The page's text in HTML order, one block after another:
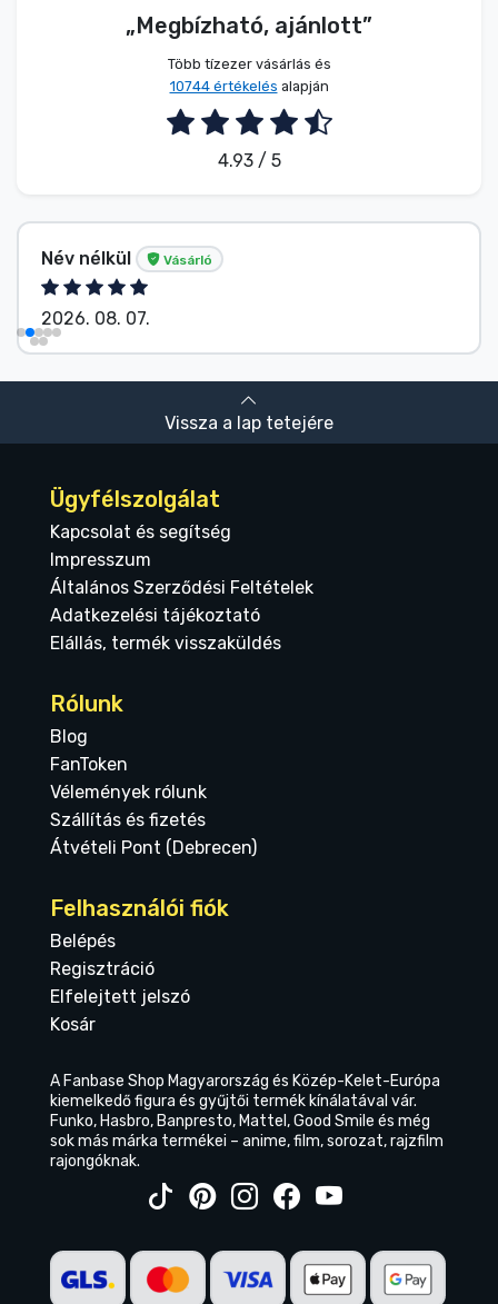
„Megbízható, ajánlott”
Több tízezer vásárlás és
10744 értékelés alapján
4.93 / 5
Név nélkül Vásárló
2026. 08. 07.
Vissza a lap tetejére
Ügyfélszolgálat
Kapcsolat és segítség
Impresszum
Általános Szerződési Feltételek
Adatkezelési tájékoztató
Elállás, termék visszaküldés
Rólunk
Blog
FanToken
Vélemények rólunk
Szállítás és fizetés
Átvételi Pont (Debrecen)
Felhasználói fiók
Belépés
Regisztráció
Elfelejtett jelszó
Kosár
A Fanbase Shop Magyarország és Közép-Kelet-Európa
kiemelkedő figura és gyűjtői termék kínálatával vár.
Funko, Hasbro, Banpresto, Mattel, Good Smile és még
sok más márka termékei – anime, film, sorozat, rajzfilm
rajongóknak.